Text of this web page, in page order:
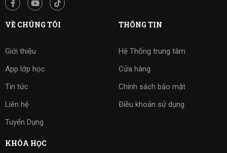
VỀ CHÚNG TÔI
Giới thiệu
App lớp học
Tin tức
Liên hệ
Tuyển Dụng
THÔNG TIN
Hệ Thống trung tâm
Cửa hàng
Chính sách bảo mật
Điều khoản sử dụng
KHÓA HỌC